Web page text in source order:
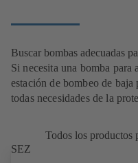
Buscar bombas adecuadas
Si necesita una bomba para
estación de bombeo de
todas necesidades de la
Todos los productos
SEZ